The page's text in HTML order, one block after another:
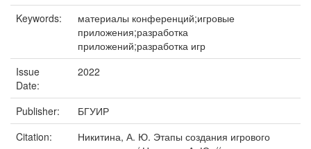
Keywords:
материалы конференций;игровые
приложения;разработка
приложений;разработка игр
Issue
Date:
2022
Publisher:
БГУИР
Citation:
Никитина, А. Ю. Этапы создания игрового